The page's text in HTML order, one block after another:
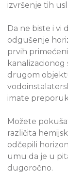
izvršenje tih
Da ne biste i vi
odgušenje
prvih
drugom
imate
Možete
različita
odčepili
umu da je u
dugoročno.